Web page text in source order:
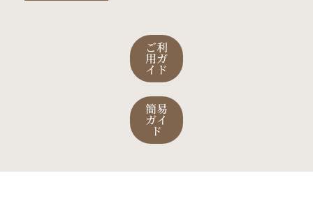
ご利
用ガ
イド
簡易
ガイ
ド